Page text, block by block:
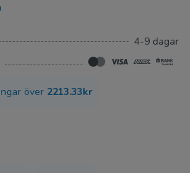
av en läkare. På Nytt
köpa tretinoin gel i
0.05% och 0.1%, i
4-9 dagar
över 2213.33kr